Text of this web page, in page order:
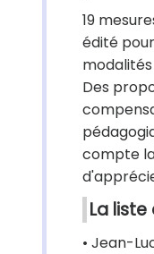
19
édité
Des
compte
La
• Jean-